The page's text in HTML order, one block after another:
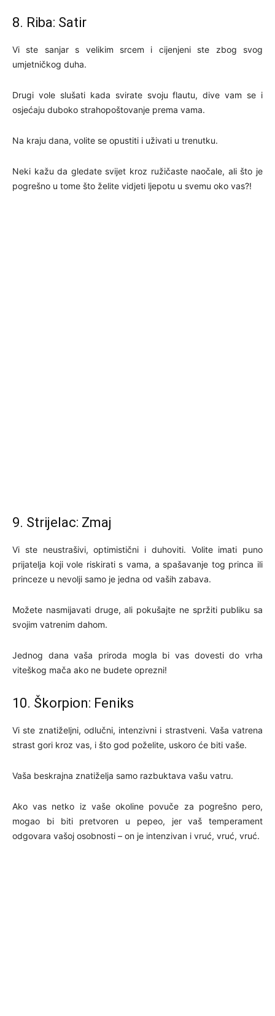
8. Riba: Satir
Vi ste sanjar s velikim srcem i cijenjeni ste zbog svog
umjetničkog duha.
Drugi vole slušati kada svirate svoju flautu, dive vam se i
osjećaju duboko strahopoštovanje prema vama.
Na kraju dana, volite se opustiti i uživati ​​u trenutku.
Neki kažu da gledate svijet kroz ružičaste naočale, ali što je
pogrešno u tome što želite vidjeti ljepotu u svemu oko vas?!
9. Strijelac: Zmaj
Vi ste neustrašivi, optimistični i duhoviti. Volite imati puno
prijatelja koji vole riskirati s vama, a spašavanje tog princa ili
princeze u nevolji samo je jedna od vaših zabava.
Možete nasmijavati druge, ali pokušajte ne spržiti publiku sa
svojim vatrenim dahom.
Jednog dana vaša priroda mogla bi vas dovesti do vrha
viteškog mača ako ne budete oprezni!
10. Škorpion: Feniks
Vi ste znatiželjni, odlučni, intenzivni i strastveni. Vaša vatrena
strast gori kroz vas, i što god poželite, uskoro će biti vaše.
Vaša beskrajna znatiželja samo razbuktava vašu vatru.
Ako vas netko iz vaše okoline povuče za pogrešno pero,
mogao bi biti pretvoren u pepeo, jer vaš temperament
odgovara vašoj osobnosti – on je intenzivan i vruć, vruć, vruć.